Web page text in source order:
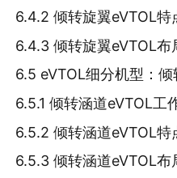
6.4.2 倾转旋翼eVTOL特
6.4.3 倾转旋翼eVTOL布
6.5 eVTOL细分机型：倾
6.5.1 倾转涵道eVTOL工
6.5.2 倾转涵道eVTOL特
6.5.3 倾转涵道eVTOL布